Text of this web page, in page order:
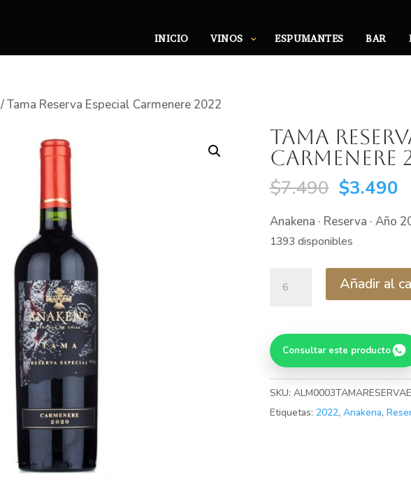
INICIO VINOS ESPUMANTES BAR
/ Tama Reserva Especial Carmenere 2022
Tama
Carmenere
$7.490 El
original
era:
$7.490.
$3.490
Anakena · Reserva · Año
1393 disponibles
Carmenere
2022
cantidad
Añadir al
Consultar este producto
SKU:
Etiquetas: 2022, Anakena,